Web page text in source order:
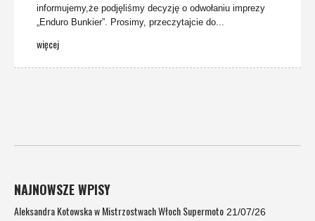
informujemy,że podjęliśmy decyzję o odwołaniu imprezy
„Enduro Bunkier”. Prosimy, przeczytajcie do...
więcej
NAJNOWSZE WPISY
Aleksandra Kotowska w Mistrzostwach Włoch Supermoto 21/07/26